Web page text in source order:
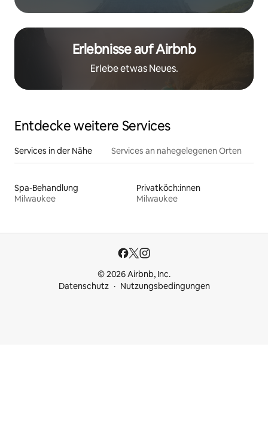
Erlebnisse auf Airbnb
Erlebe etwas Neues.
Entdecke weitere Services
Services in der Nähe Services an nahegelegenen Orten
Spa-Behandlung
Milwaukee
Privatköch:innen
Milwaukee
© 2026 Airbnb, Inc.
Datenschutz
Nutzungsbedingungen